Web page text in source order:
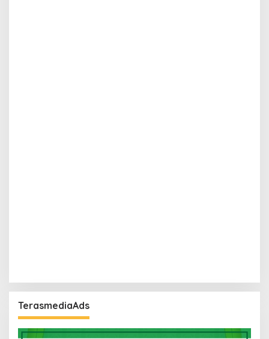
TerasmediaAds